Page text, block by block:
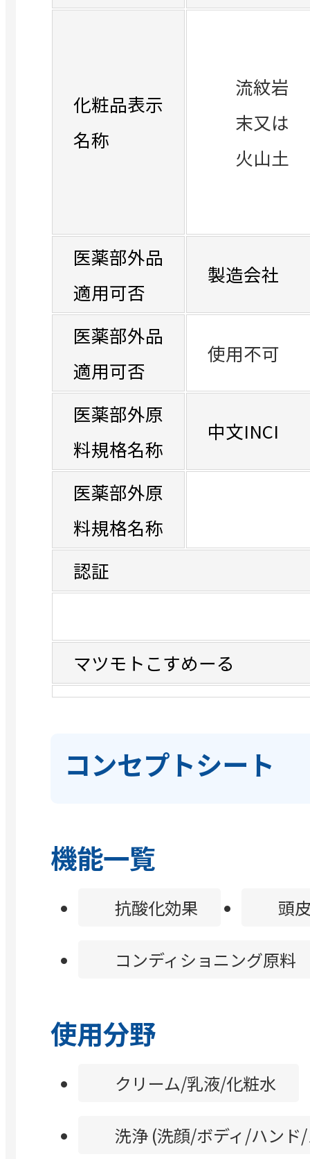
化粧品表示
名称
流紋岩
末又は
火山土
医薬部外品
適用可否
製造会社
医薬部外品
適用可否
使用不可
医薬部外原
料規格名称
中文INCI
医薬部外原
料規格名称
認証
マツモトこすめーる
コンセプトシート
機能一覧
抗酸化効果 頭
コンディショニング原料
使用分野
クリーム/乳液/化粧水
洗浄 (洗顔/ボディ/ハンド